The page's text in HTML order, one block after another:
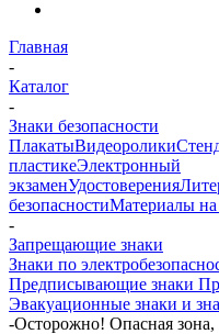
Главная
-
Каталог
-
Знаки безопасности
ПлакатыВидеоролики
пластикеЭлектронный
экзаменУдостоверения
безопасностиМатериалы на
-
Запрещающие знаки
Знаки по
Предписывающие знаки
Эвакуационные знаки и
-Осторожно! Опасная зона,